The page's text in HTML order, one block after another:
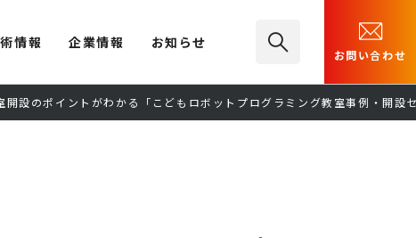
情報 企業情報 お知らせ
お問い合わせ
設のポイントがわかる「こどもロボットプログラミング教室事例・開設